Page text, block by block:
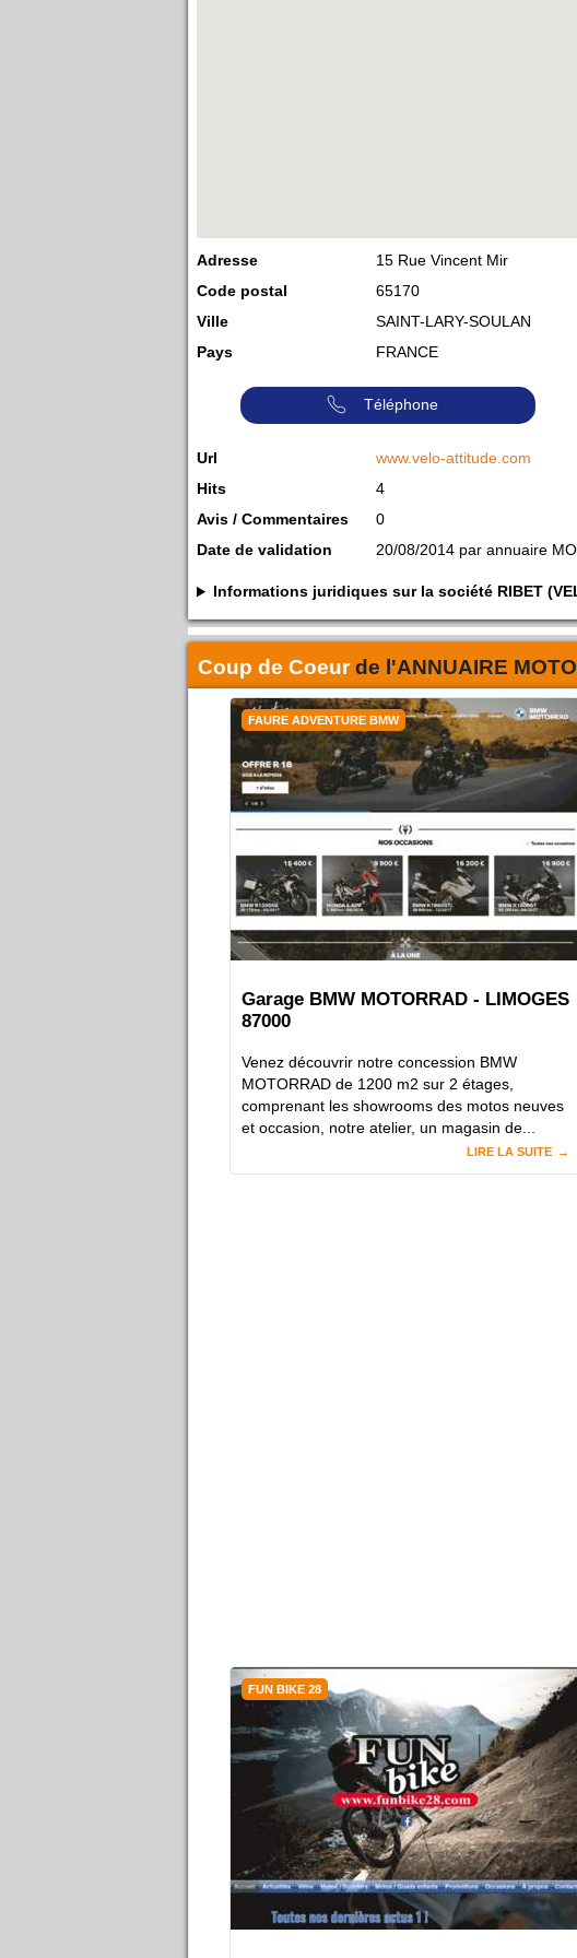
Adresse
15 Rue Vincent Mir
Code postal
65170
Ville
SAINT-LARY-SOULAN
Pays
FRANCE
Téléphone
Url
www.velo-attitude.com
Hits
4
Avis / Commentaires
0
Date de validation
20/08/2014 par annuaire
Informations juridiques sur la société RIBET
Coup de Coeurde l'ANNUAIRE
FAURE ADVENTURE BMW
Garage BMW MOTORRAD - LIMOGES
87000
Venez découvrir notre concession BMW
MOTORRAD de 1200 m2 sur 2 étages,
comprenant les showrooms des motos neuves
et occasion, notre atelier, un magasin de...
LIRE LA SUITE
FUN BIKE 28